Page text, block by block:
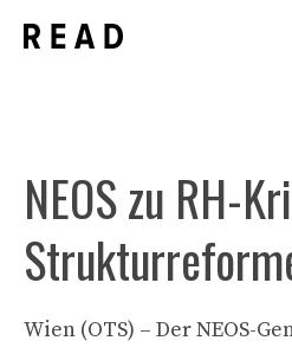
Inhalt
NEOS zu RH-
Wien (OTS) – Der NEOS-